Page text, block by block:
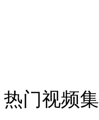
热门视频集